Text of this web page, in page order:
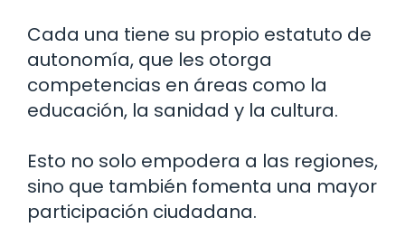
Cada una tiene su propio estatuto de
autonomía, que les otorga
competencias en áreas como la
educación, la sanidad y la cultura.
Esto no solo empodera a las regiones,
sino que también fomenta una mayor
participación ciudadana.